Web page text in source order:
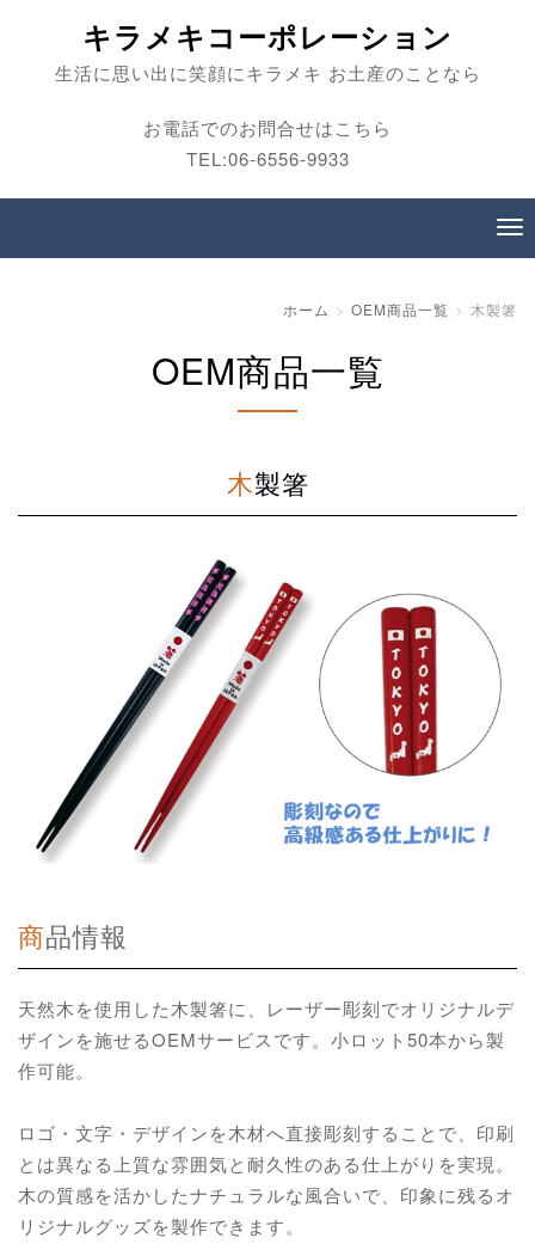
キラメキコーポレーション
生活に思い出に笑顔にキラメキ お土産のことなら
お電話でのお問合せはこちら
TEL:06-6556-9933
ホーム OEM商品一覧 木製箸
OEM商品一覧
木製箸
商品情報
天然木を使用した木製箸に、レーザー彫刻でオリジナルデ
ザインを施せるOEMサービスです。小ロット50本から製
作可能。
ロゴ・文字・デザインを木材へ直接彫刻することで、印刷
とは異なる上質な雰囲気と耐久性のある仕上がりを実現。
木の質感を活かしたナチュラルな風合いで、印象に残るオ
リジナルグッズを製作できます。